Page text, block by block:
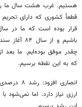
هستیم. غرب هشت سال ما را
قطعاً کشوری که دارای
باشیم و از
که به این نقطه برسیم.
ارزی نیاز دارد. اما نمی‌شود